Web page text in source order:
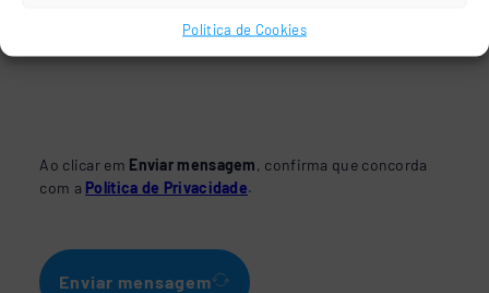
Política de Cookies
Ao clicar em Enviar mensagem, confirma que concorda
com a Política de Privacidade.
Enviar mensagem